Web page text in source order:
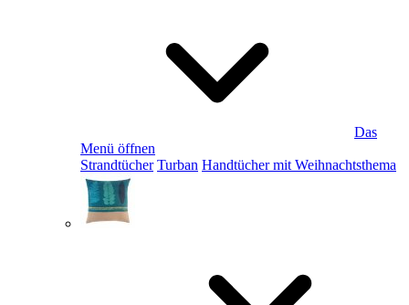
Das
Menü öffnen
Strandtücher Turban Handtücher mit Weihnachtsthema